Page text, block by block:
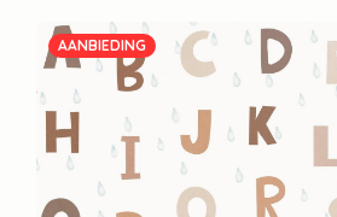
AANBIEDING